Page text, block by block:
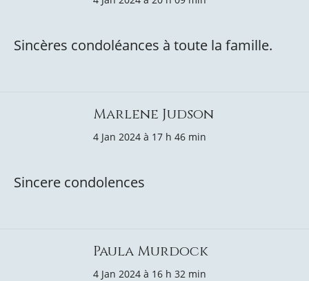
Sincères condoléances à toute la famille.
Marlene Judson
4 Jan 2024 à 17 h 46 min
Sincere condolences
Paula Murdock
4 Jan 2024 à 16 h 32 min